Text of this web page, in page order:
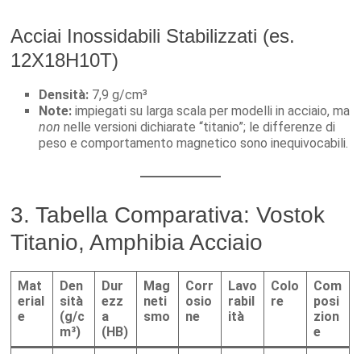
Acciai Inossidabili Stabilizzati (es.
12X18H10T)
Densità: 7,9 g/cm³
Note: impiegati su larga scala per modelli in acciaio, ma
non nelle versioni dichiarate “titanio”; le differenze di
peso e comportamento magnetico sono inequivocabili.
3. Tabella Comparativa: Vostok
Titanio, Amphibia Acciaio
Mat
erial
e
Den
sità
(g/c
m³)
Dur
ezz
a
(HB)
Mag
neti
smo
Corr
osio
ne
Lavo
rabil
ità
Colo
re
Com
posi
zion
e